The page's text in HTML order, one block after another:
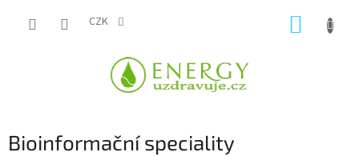
CZK
Bioinformační speciality